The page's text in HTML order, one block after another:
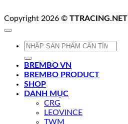
Copyright 2026 © TTRACING.NET
Tìm
BREMBO VN
BREMBO PRODUCT
SHOP
DANH MỤC
CRG
LEOVINCE
TWM